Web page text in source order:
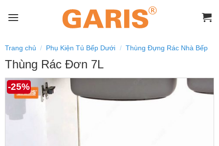
Trang chủ / Phụ Kiện Tủ Bếp Dưới / Thùng Đựng Rác Nhà Bếp
Thùng Rác Đơn 7L
-25%